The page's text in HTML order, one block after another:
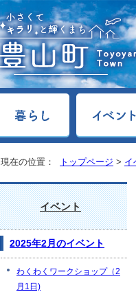
現在の位置： トップページ > イ
イベント
2025年2月のイベント
わくわくワークショップ（2
月1日)